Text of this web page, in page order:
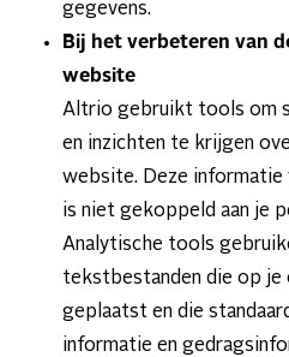
gegevens.
Bij het verbeteren van
website
Altrio gebruikt tools om
en inzichten te krijgen
website. Deze informatie
is niet gekoppeld aan je
Analytische tools
tekstbestanden die op je
geplaatst en die
informatie en